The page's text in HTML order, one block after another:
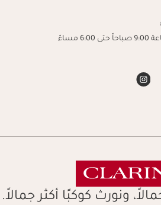
ونورث كوكبًا أكثر جمالاً.